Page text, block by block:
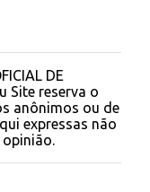
DE
Site reserva o
anônimos ou de
expressas não
opinião.